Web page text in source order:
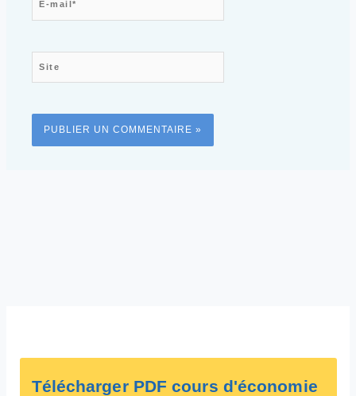
Télécharger PDF cours d'économie